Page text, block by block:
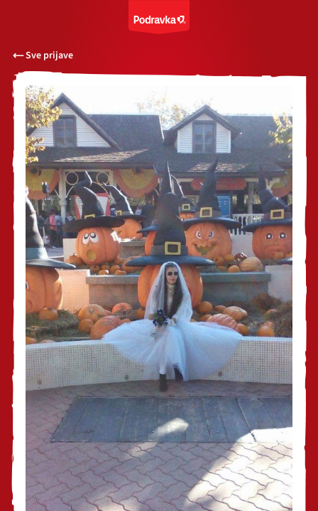
Sve prijave